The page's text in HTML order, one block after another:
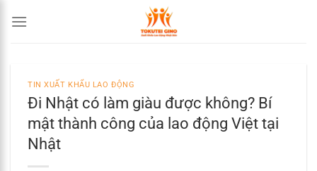
đến
TIN XUẤT KHẨU LAO ĐỘNG
Đi Nhật có làm giàu được không? Bí
mật thành công của lao động Việt tại
Nhật